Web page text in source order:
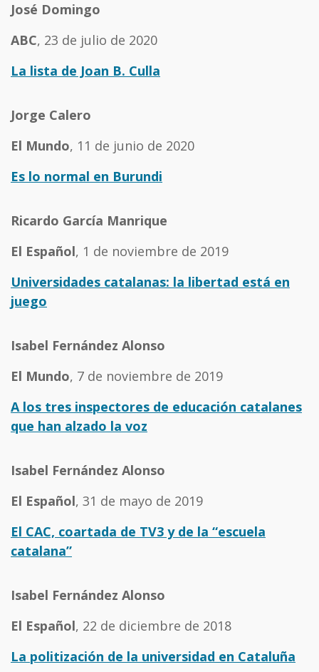
José Domingo
ABC, 23 de julio de 2020
La lista de Joan B. Culla
Jorge Calero
El Mundo, 11 de junio de 2020
Es lo normal en Burundi
Ricardo García Manrique
El Español, 1 de noviembre de 2019
Universidades catalanas: la libertad está en
juego
Isabel Fernández Alonso
El Mundo, 7 de noviembre de 2019
A los tres inspectores de educación catalanes
que han alzado la voz
Isabel Fernández Alonso
El Español, 31 de mayo de 2019
El CAC, coartada de TV3 y de la “escuela
catalana”
Isabel Fernández Alonso
El Español, 22 de diciembre de 2018
La politización de la universidad en Cataluña